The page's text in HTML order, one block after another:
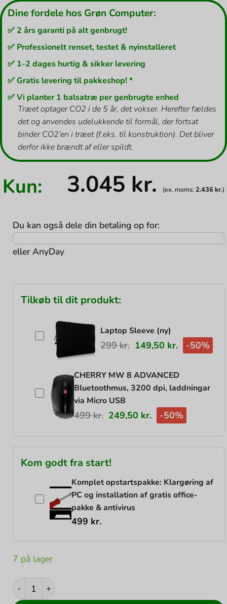
Dine fordele hos Grøn Computer:
✅ 2 års garanti på alt genbrugt!
✅ Professionelt renset, testet & nyinstalleret
✅ 1-2 dages hurtig & sikker levering
✅ Gratis levering til pakkeshop! *
✅ Vi planter 1 balsatræ per genbrugte enhed
Træet optager CO2 i de 5 år, det vokser. Herefter fældes
det og anvendes udelukkende til formål, der fortsat
binder CO2’en i træet (f.eks. til konstruktion). Det bliver
derfor ikke brændt af eller spildt.
Kun: 3.045 kr. (ex. moms:2.436 kr.)
Du kan også dele din betaling op for:
ellerAnyDay
Tilkøb til dit produkt:
Laptop Sleeve (ny)
299kr. 149,50 kr. -50%
CHERRY MW 8 ADVANCED
Bluetoothmus, 3200 dpi, laddningar
via Micro USB
499kr. 249,50 kr. -50%
Kom godt fra start!
Komplet opstartspakke: Klargøring af
PC og installation af gratis office-
pakke & antivirus
499 kr.
7 på lager
Fujitsu LifeBook E5411 i5-1145G7 14" 16 GB RAM